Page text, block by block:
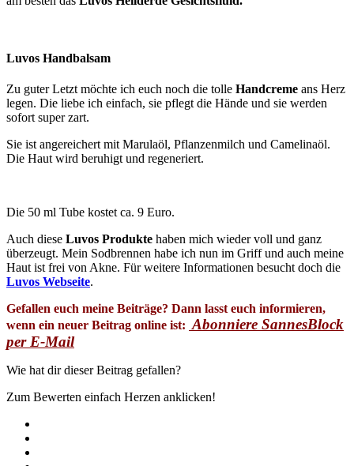
Luvos Handbalsam
Zu guter Letzt möchte ich euch noch die tolle Handcreme ans Herz
legen. Die liebe ich einfach, sie pflegt die Hände und sie werden
sofort super zart.
Sie ist angereichert mit Marulaöl, Pflanzenmilch und Camelinaöl.
Die Haut wird beruhigt und regeneriert.
Die 50 ml Tube kostet ca. 9 Euro.
Auch diese Luvos Produkte haben mich wieder voll und ganz
überzeugt. Mein Sodbrennen habe ich nun im Griff und auch meine
Haut ist frei von Akne. Für weitere Informationen besucht doch die
Luvos Webseite.
Gefallen euch meine Beiträge? Dann lasst euch informieren,
wenn ein neuer Beitrag online ist: Abonniere SannesBlock
per E-Mail
Wie hat dir dieser Beitrag gefallen?
Zum Bewerten einfach Herzen anklicken!